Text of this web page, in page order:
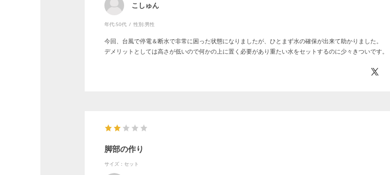
こしゅん
年代:50代 性別:男性
今回、台風で停電＆断水で非常に困った状態になりましたが、ひとまず水の確保が出来て助かりました。
デメリットとしては高さが低いので何かの上に置く必要があり重たい水をセットするのに少々きついです。
脚部の作り
サイズ：セット